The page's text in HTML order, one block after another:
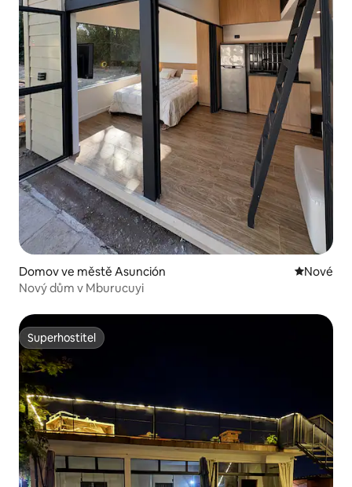
Domov ve městě Asunción Nové
Nové
Nový dům v Mburucuyi
Superhostitel
Superhostitel